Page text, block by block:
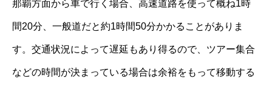
那覇方面から車で行く場合、高速道路を使って概ね1時
間20分、一般道だと約1時間50分かかることがありま
す。交通状況によって遅延もあり得るので、ツアー集合
などの時間が決まっている場合は余裕をもって移動する